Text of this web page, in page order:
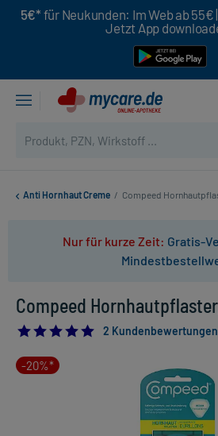
5€* für Neukunden: Im Web ab 55€
Jetzt App
Anti Hornhaut Creme / Compeed
Nur für kurze Zeit: Gratis-
Compeed
5.0
2
-20%*